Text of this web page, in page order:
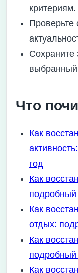
критериям.
Проверьте
Сохраните
выбранный
Что
Как
год
Как
подробный
Как
отдых:
Как
подробный
Как